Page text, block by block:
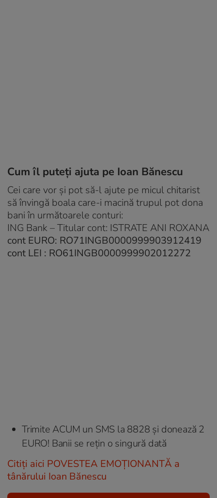
Cum îl puteţi ajuta pe Ioan Bănescu
Cei care vor şi pot să-l ajute pe micul chitarist
să învingă boala care-i macină trupul pot dona
bani în următoarele conturi:
ING Bank – Titular cont: ISTRATE ANI ROXANA
cont EURO: RO71INGB0000999903912419
cont LEI : RO61INGB0000999902012272
Trimite ACUM un SMS la 8828 şi donează 2
EURO! Banii se reţin o singură dată
Citiţi aici POVESTEA EMOŢIONANTĂ a
tânărului Ioan Bănescu